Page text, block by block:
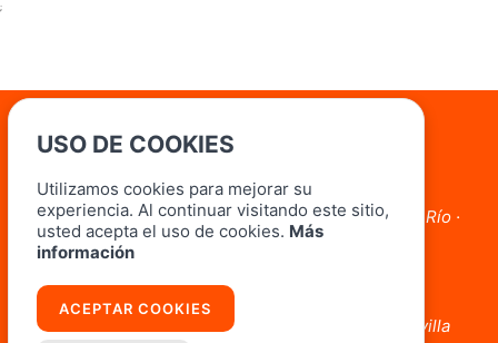
;
Oficinas
Lora del Río
Avda. Marcos Orbaneja, 3 Local 3 41440 Lora Del Río ·
Sevilla
Carmona
Plaza San Antón, 3, Local A 41410 Carmona · Sevilla
USO DE COOKIES
Utilizamos cookies para mejorar su
experiencia. Al continuar visitando este sitio,
usted acepta el uso de cookies. Más
información
ACEPTAR COOKIES